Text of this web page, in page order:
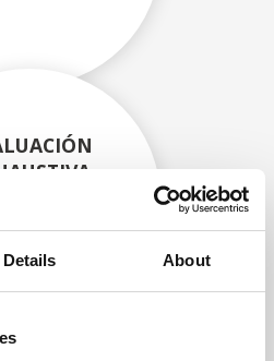
Details About
cada escáner
componentes.